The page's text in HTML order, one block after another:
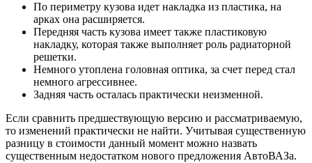
По периметру кузова идет накладка из пластика, на
арках она расширяется.
Передняя часть кузова имеет также пластиковую
накладку, которая также выполняет роль радиаторной
решетки.
Немного утоплена головная оптика, за счет перед стал
немного агрессивнее.
Задняя часть осталась практически неизменной.
Если сравнить предшествующую версию и рассматриваемую,
то изменений практически не найти. Учитывая существенную
разницу в стоимости данный момент можно назвать
существенным недостатком нового предложения АвтоВАЗа.